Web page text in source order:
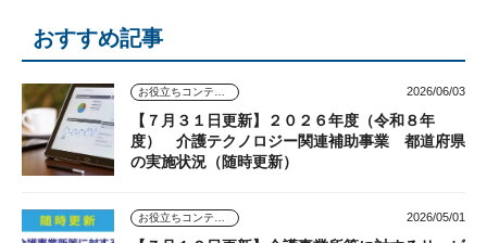
おすすめ記事
2026/06/03
【７月３１日更新】２０２６年度（令和８年
度） 介護テクノロジー関連補助事業 都道府県
の実施状況（随時更新）
2026/05/01